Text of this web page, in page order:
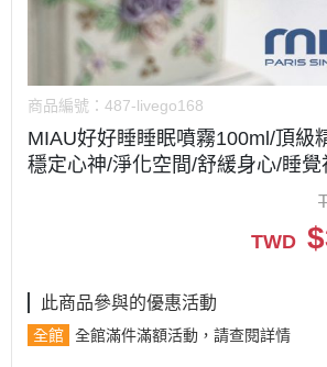
商品編號： 487-livego168
MIAU好好睡睡眠噴霧100ml/頂級
穩定心神/淨化空間/舒緩身心/睡覺
TWD $
此商品參與的優惠活動
全館 全館滿件滿額活動，請查閱詳情